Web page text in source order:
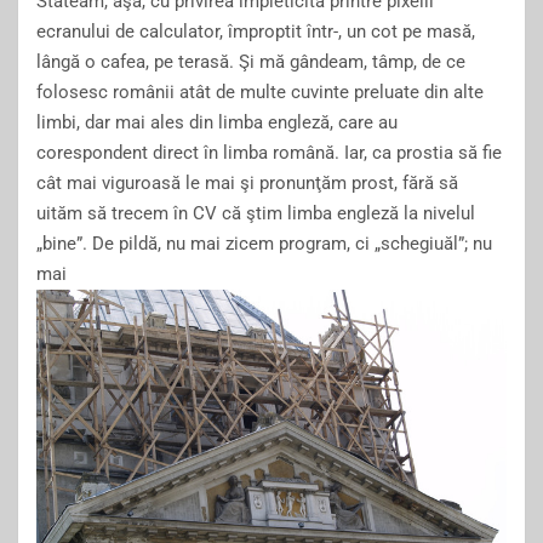
ecranului de calculator, împroptit într-, un cot pe masă,
lângă o cafea, pe terasă. Şi mă gândeam, tâmp, de ce
folosesc românii atât de multe cuvinte preluate din alte
limbi, dar mai ales din limba engleză, care au
corespondent direct în limba română. Iar, ca prostia să fie
cât mai viguroasă le mai şi pronunţăm prost, fără să
uităm să trecem în CV că ştim limba engleză la nivelul
„bine”. De pildă, nu mai zicem program, ci „schegiuăl”; nu
mai